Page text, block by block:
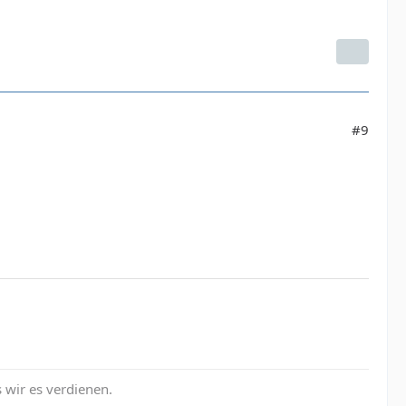
#9
es verdienen.